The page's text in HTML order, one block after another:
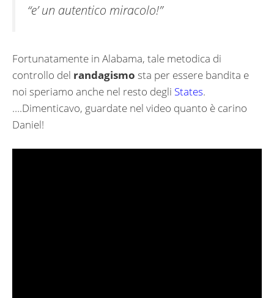
“e’ un autentico miracolo!”
Fortunatamente in Alabama, tale metodica di
controllo del randagismo sta per essere bandita e
noi speriamo anche nel resto degli States.
….Dimenticavo, guardate nel video quanto è carino
Daniel!